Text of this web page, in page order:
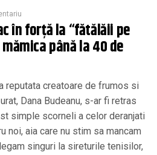
în forță la “fătălăii pe
până la 40 de
reputata creatoare de frumos si
Dana Budeanu, s-ar fi retras
simple scorneli a celor deranjati
noi, aia care nu stim sa mancam
singuri la sireturile tenisilor,